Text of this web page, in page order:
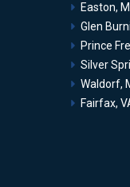
Easton,
Glen
Prince
Silver
Waldorf,
Fairfax,